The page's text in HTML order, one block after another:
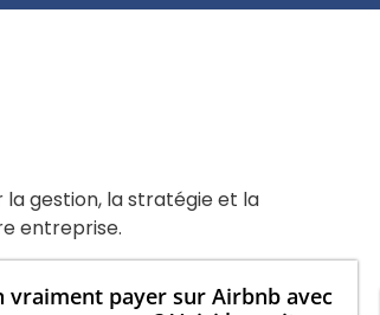
gestion, la stratégie et la
entreprise.
vraiment payer sur Airbnb avec